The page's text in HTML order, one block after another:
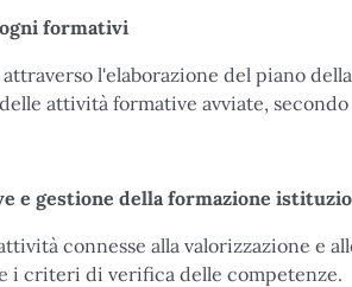
formativi
l'elaborazione del piano
attività formative avviate,
e gestione della formazione
connesse alla valorizzazione e
i criteri di verifica delle competenze.